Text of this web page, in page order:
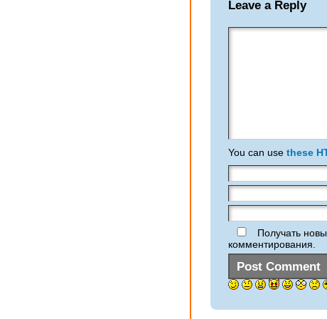
Leave a Reply
You can use these
Получать
комментирования.